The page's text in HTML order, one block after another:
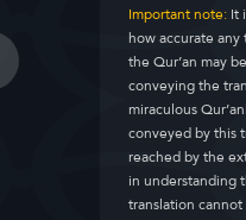
Important note:It
how accurate
the Qur’an may
conveying the
miraculous
conveyed by this
reached by the
in understanding
translation